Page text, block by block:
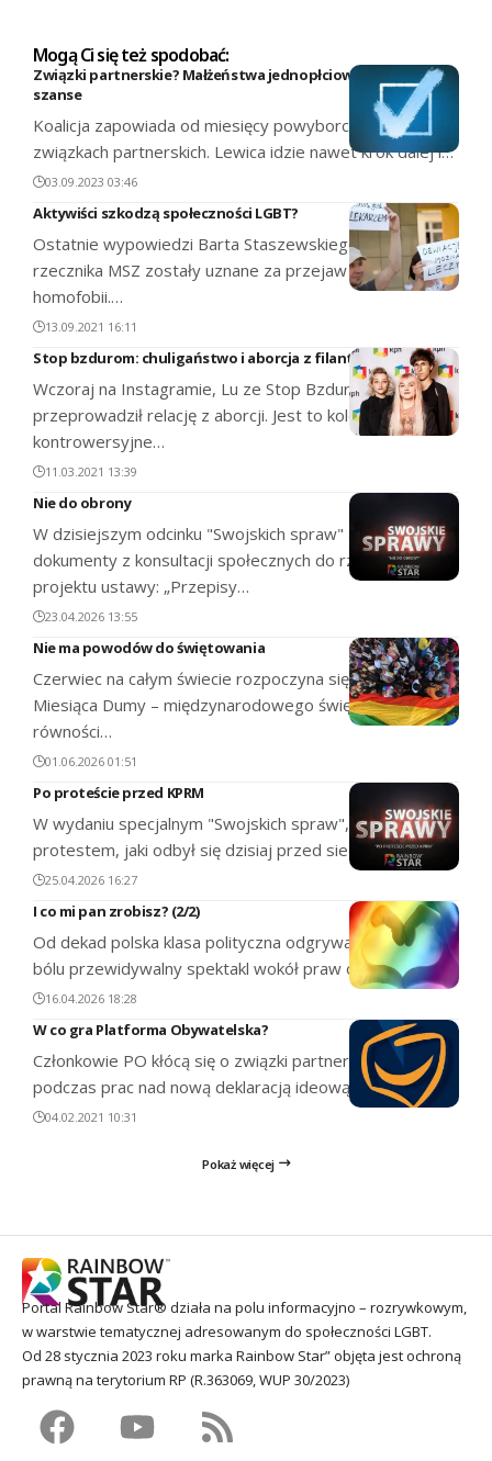
Mogą Ci się też spodobać:
Związki partnerskie? Małżeństwa jednopłciowe? Marne
szanse
Koalicja zapowiada od miesięcy powyborczą ustawę o
związkach partnerskich. Lewica idzie nawet krok dalej i…
03.09.2023 03:46
Aktywiści szkodzą społeczności LGBT?
Ostatnie wypowiedzi Barta Staszewskiego w temacie
rzecznika MSZ zostały uznane za przejaw hipokryzji i
homofobii.…
13.09.2021 16:11
Stop bzdurom: chuligaństwo i aborcja z filantropią w tle
Wczoraj na Instagramie, Lu ze Stop Bzdurom
przeprowadził relację z aborcji. Jest to kolejne,
kontrowersyjne…
11.03.2021 13:39
Nie do obrony
W dzisiejszym odcinku "Swojskich spraw" analizujemy
dokumenty z konsultacji społecznych do rządowego
projektu ustawy: „Przepisy…
23.04.2026 13:55
Nie ma powodów do świętowania
Czerwiec na całym świecie rozpoczyna się pod znakiem
Miesiąca Dumy – międzynarodowego święta wolności,
równości…
01.06.2026 01:51
Po proteście przed KPRM
W wydaniu specjalnym "Swojskich spraw", w ślad za
protestem, jaki odbył się dzisiaj przed siedzibą…
25.04.2026 16:27
I co mi pan zrobisz? (2/2)
Od dekad polska klasa polityczna odgrywa ten sam, do
bólu przewidywalny spektakl wokół praw osób…
16.04.2026 18:28
W co gra Platforma Obywatelska?
Członkowie PO kłócą się o związki partnerskie i aborcję
podczas prac nad nową deklaracją ideową.
04.02.2021 10:31
Pokaż więcej
Portal Rainbow Star® działa na polu informacyjno – rozrywkowym,
w warstwie tematycznej adresowanym do społeczności LGBT.
Od 28 stycznia 2023 roku marka Rainbow Star” objęta jest ochroną
prawną na terytorium RP (R.363069, WUP 30/2023)